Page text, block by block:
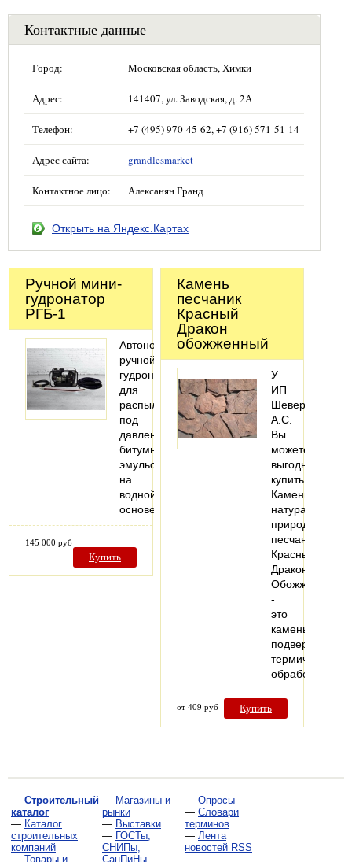
Контактные данные
Город: Московская область, Химки
Адрес: 141407, ул. Заводская, д. 2А
Телефон: +7 (495) 970-45-62, +7 (916) 571-51-14
Адрес сайта: grandlesmarket
Контактное лицо: Алексанян Гранд
Открыть на Яндекс.Картах
Ручной мини-
гудронатор
РГБ-1
Автономный
ручной
гудронатор
для
распыления
под
давлением
битумных
эмульсий
на
водной
основе.
145 000 руб
Купить
Камень
песчаник
Красный
Дракон
обожженный
У
ИП
Шеверев
А.С.
Вы
можете
выгодно
купить
Камень
натуральный
природный
песчаник
Красный
Дракон
Обожжённый
-
это
камень
подверженный
термической
обработке…
от 409 руб Купить
— Строительный
каталог
— Каталог
строительных
компаний
— Товары и
— Магазины и
рынки
— Выставки
— ГОСТы,
СНИПы,
СанПиНы
— Опросы
— Словари
терминов
— Лента
новостей RSS